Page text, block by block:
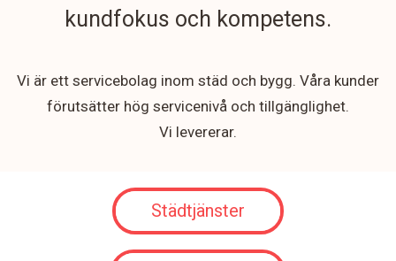
kundfokus och kompetens.
Vi är ett servicebolag inom städ och bygg. Våra kunder
förutsätter hög servicenivå och tillgänglighet.
Vi levererar.
Städtjänster